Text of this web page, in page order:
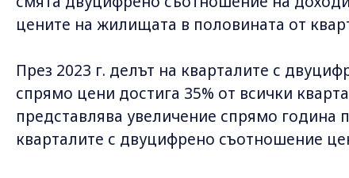
цените на жилищата в половината от
През 2023 г. делът на кварталите с
спрямо цени достига 35% от всички
представлява увеличение спрямо година
кварталите с двуцифрено съотношение